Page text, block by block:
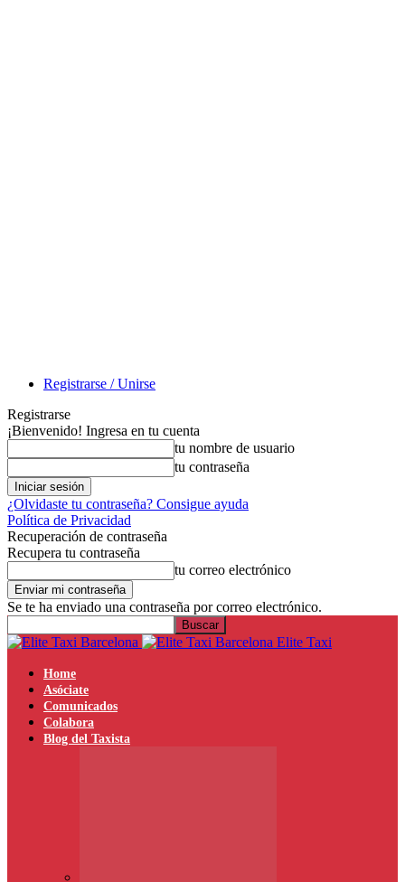
Registrarse / Unirse
Registrarse
¡Bienvenido! Ingresa en tu cuenta
tu nombre de usuario
tu contraseña
¿Olvidaste tu contraseña? Consigue ayuda
Política de Privacidad
Recuperación de contraseña
Recupera tu contraseña
tu correo electrónico
Se te ha enviado una contraseña por correo electrónico.
Elite Taxi
Home
Asóciate
Comunicados
Colabora
Blog del Taxista